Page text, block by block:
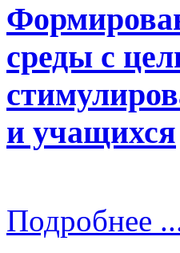
среды с
и учащихся
Подробнее